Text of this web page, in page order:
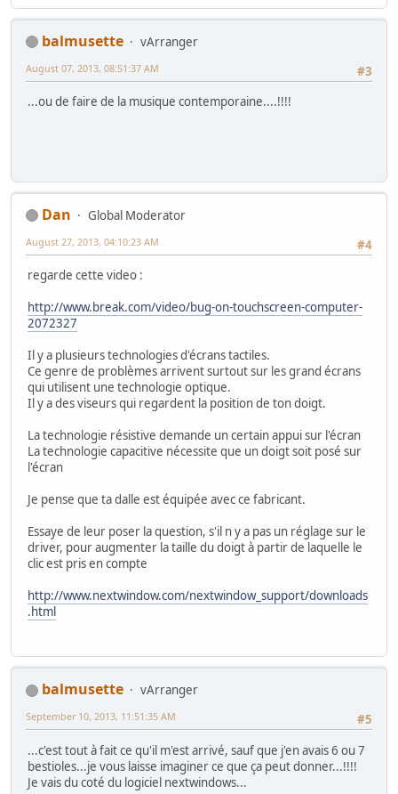
balmusette
vArranger
#3
August 07, 2013, 08:51:37 AM
...ou de faire de la musique contemporaine....!!!!
Dan
Global Moderator
#4
August 27, 2013, 04:10:23 AM
regarde cette video :
http://www.break.com/video/bug-on-touchscreen-computer-
2072327
Il y a plusieurs technologies d'écrans tactiles.
Ce genre de problèmes arrivent surtout sur les grand écrans
qui utilisent une technologie optique.
Il y a des viseurs qui regardent la position de ton doigt.
La technologie résistive demande un certain appui sur l'écran
La technologie capacitive nécessite que un doigt soit posé sur
l'écran
Je pense que ta dalle est équipée avec ce fabricant.
Essaye de leur poser la question, s'il n y a pas un réglage sur le
driver, pour augmenter la taille du doigt à partir de laquelle le
clic est pris en compte
http://www.nextwindow.com/nextwindow_support/downloads
.html
balmusette
vArranger
#5
September 10, 2013, 11:51:35 AM
...c'est tout à fait ce qu'il m'est arrivé, sauf que j'en avais 6 ou 7
bestioles...je vous laisse imaginer ce que ça peut donner...!!!!
Je vais du coté du logiciel nextwindows...